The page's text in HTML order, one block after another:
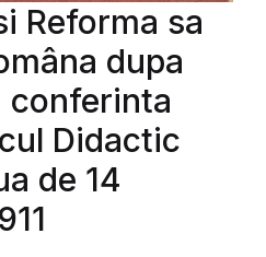
Reforma sa
dupa
conferinta
Didactic
de 14